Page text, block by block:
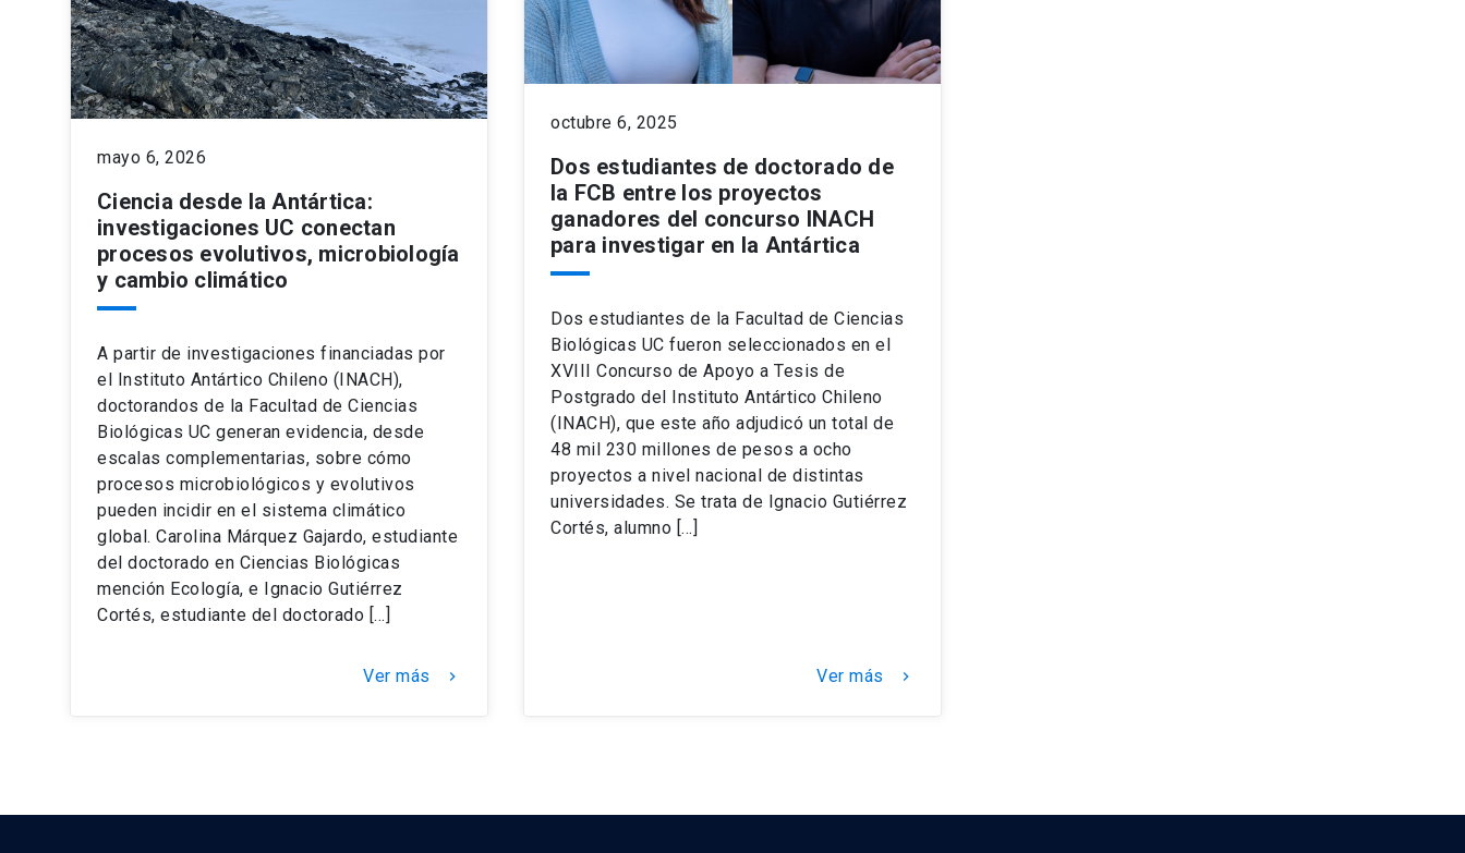
mayo 6, 2026
Ciencia desde la Antártica:
investigaciones UC conectan
procesos evolutivos, microbiología
y cambio climático
A partir de investigaciones financiadas por
el Instituto Antártico Chileno (INACH),
doctorandos de la Facultad de Ciencias
Biológicas UC generan evidencia, desde
escalas complementarias, sobre cómo
procesos microbiológicos y evolutivos
pueden incidir en el sistema climático
global. Carolina Márquez Gajardo, estudiante
del doctorado en Ciencias Biológicas
mención Ecología, e Ignacio Gutiérrez
Cortés, estudiante del doctorado […]
Ver más keyboard_arrow_right
octubre 6, 2025
Dos estudiantes de doctorado de
la FCB entre los proyectos
ganadores del concurso INACH
para investigar en la Antártica
Dos estudiantes de la Facultad de Ciencias
Biológicas UC fueron seleccionados en el
XVIII Concurso de Apoyo a Tesis de
Postgrado del Instituto Antártico Chileno
(INACH), que este año adjudicó un total de
48 mil 230 millones de pesos a ocho
proyectos a nivel nacional de distintas
universidades. Se trata de Ignacio Gutiérrez
Cortés, alumno […]
Ver más keyboard_arrow_right